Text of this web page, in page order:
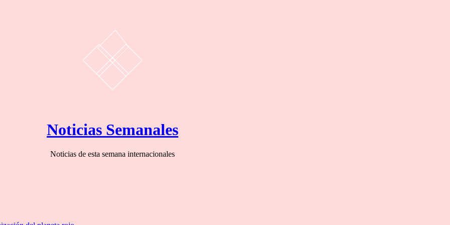
Noticias Semanales
Noticias de esta semana internacionales